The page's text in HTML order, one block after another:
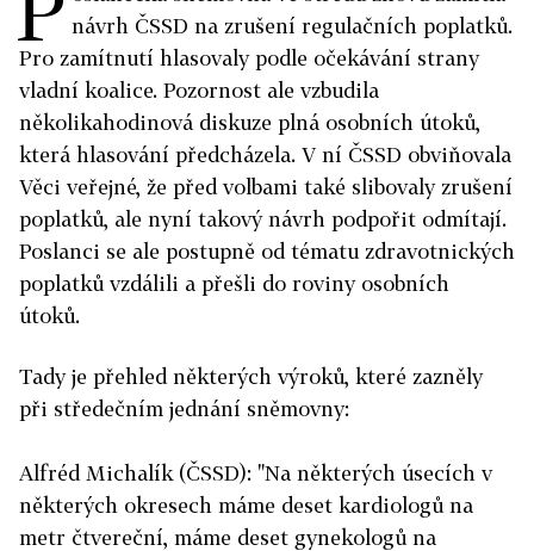
návrh ČSSD na zrušení regulačních poplatků.
Pro zamítnutí hlasovaly podle očekávání strany
vladní koalice. Pozornost ale vzbudila
několikahodinová diskuze plná osobních útoků,
která hlasování předcházela. V ní ČSSD obviňovala
Věci veřejné, že před volbami také slibovaly zrušení
poplatků, ale nyní takový návrh podpořit odmítají.
Poslanci se ale postupně od tématu zdravotnických
poplatků vzdálili a přešli do roviny osobních
útoků.
Tady je přehled některých výroků, které zazněly
při středečním jednání sněmovny:
Alfréd Michalík (ČSSD): "Na některých úsecích v
některých okresech máme deset kardiologů na
metr čtvereční, máme deset gynekologů na